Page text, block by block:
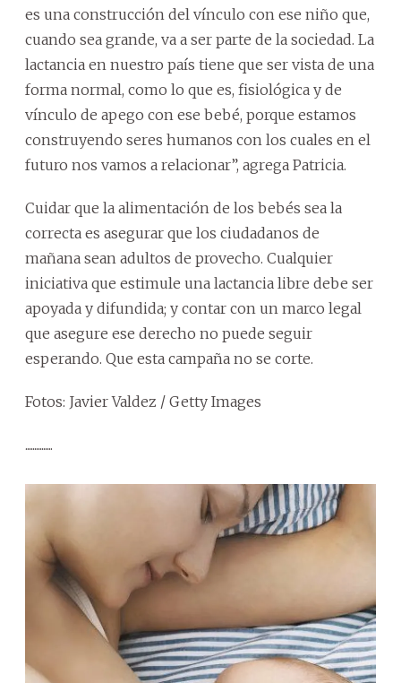
es una construcción del vínculo con ese niño que,
cuando sea grande, va a ser parte de la sociedad. La
lactancia en nuestro país tiene que ser vista de una
forma normal, como lo que es, fisiológica y de
vínculo de apego con ese bebé, porque estamos
construyendo seres humanos con los cuales en el
futuro nos vamos a relacionar”, agrega Patricia.
Cuidar que la alimentación de los bebés sea la
correcta es asegurar que los ciudadanos de
mañana sean adultos de provecho. Cualquier
iniciativa que estimule una lactancia libre debe ser
apoyada y difundida; y contar con un marco legal
que asegure ese derecho no puede seguir
esperando. Que esta campaña no se corte.
Fotos: Javier Valdez / Getty Images
...............